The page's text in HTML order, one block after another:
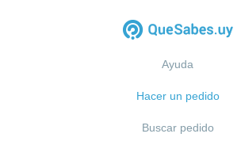
Ayuda
Hacer un pedido
Buscar pedido